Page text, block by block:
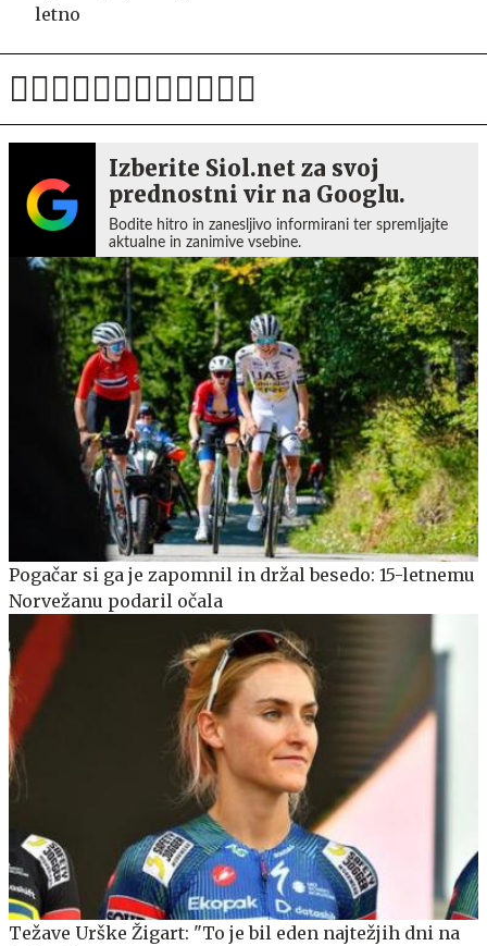
letno
Izberite Siol.net za svoj
prednostni vir na Googlu.
Bodite hitro in zanesljivo informirani ter spremljajte
aktualne in zanimive vsebine.
Pogačar si ga je zapomnil in držal besedo: 15-letnemu
Norvežanu podaril očala
Težave Urške Žigart: "To je bil eden najtežjih dni na